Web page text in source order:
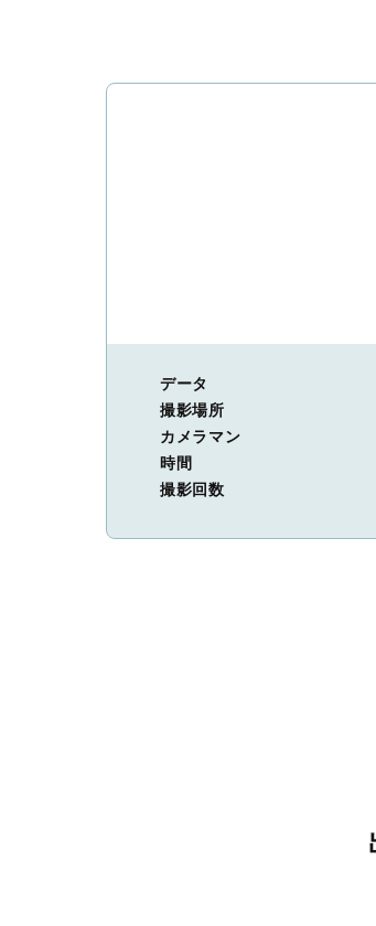
撮影後は、独自の編集技術で写真の明
覧ください。
データ
撮影場所
カメラマン
時間
撮影回数